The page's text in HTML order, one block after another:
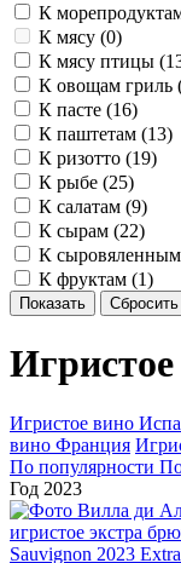
К
К мясу (0)
К мясу птицы (
К овощам гриль
К пасте (16)
К паштетам (13)
К ризотто (19)
К рыбе (25)
К салатам (9)
К сырам (22)
К
К фруктам (1)
Показать Сбросить
Игристое вино
вино Франция
По популярности
Год 2023